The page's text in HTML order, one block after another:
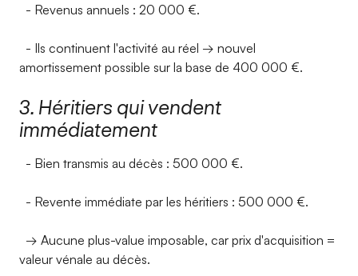
- Revenus annuels : 20 000 €.
- Ils continuent l'activité au réel → nouvel
amortissement possible sur la base de 400 000 €.
3. Héritiers qui vendent
immédiatement
- Bien transmis au décès : 500 000 €.
- Revente immédiate par les héritiers : 500 000 €.
→ Aucune plus-value imposable, car prix d'acquisition =
valeur vénale au décès.